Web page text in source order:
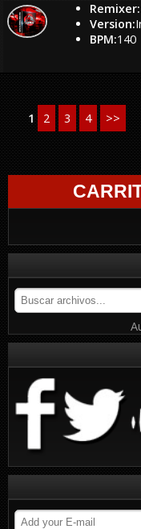
Remixer:
Version:
BPM:140
1 2 3 4 >>